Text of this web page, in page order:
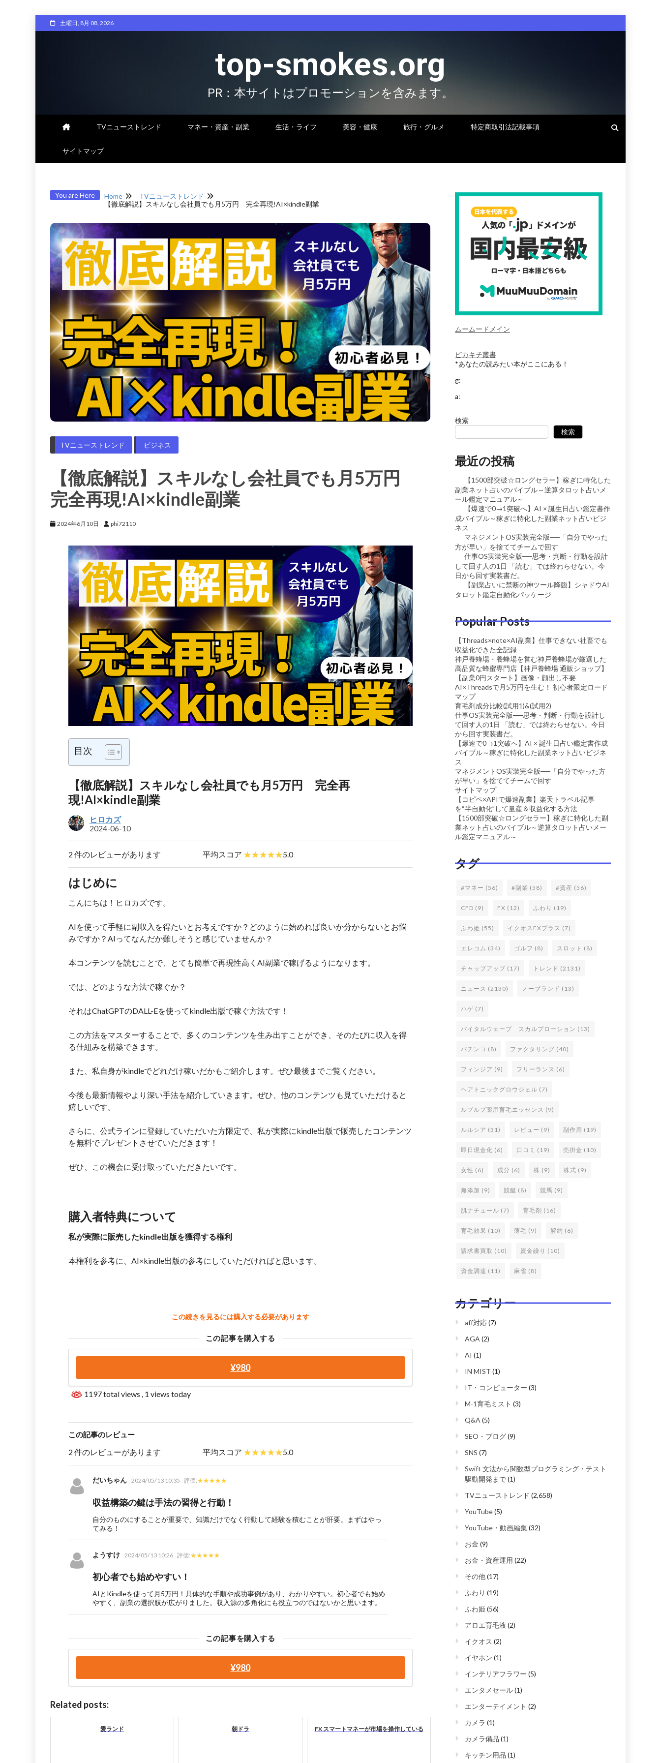
土曜日, 8月 08, 2026
top-smokes.org
PR：本サイトはプロモーションを含みます。
TVニューストレンド マネー・資産・副業 生活・ライフ 美容・健康 旅行・グルメ 特定商取引法記載事項
サイトマップ
You are Here Home
TVニューストレンド
【徹底解説】スキルなし会社員でも月5万円 完全再現!AI×kindle副業
TVニューストレンド ビジネス
【徹底解説】スキルなし会社員でも月5万円
完全再現!AI×kindle副業
2024年6月10日 phi72110
目次
【徹底解説】スキルなし会社員でも月5万円 完全再
現!AI×kindle副業
ヒロカズ
2024-06-10
2 件のレビューがあります 平均スコア 5.0
はじめに
こんにちは！ヒロカズです。
AIを使って手軽に副収入を得たいとお考えですか？どのように始めれば良いか分からないとお悩
みですか？AIってなんだか難しそうと感じていませんか？
本コンテンツを読むことで、とても簡単で再現性高くAI副業で稼げるようになります。
では、どのような方法で稼ぐか？
それはChatGPTのDALL-Eを使ってkindle出版で稼ぐ方法です！
この方法をマスターすることで、多くのコンテンツを生み出すことができ、そのたびに収入を得
る仕組みを構築できます。
また、私自身がkindleでどれだけ稼いだかもご紹介します。ぜひ最後までご覧ください。
今後も最新情報やより深い手法を紹介していきます。ぜひ、他のコンテンツも見ていただけると
嬉しいです。
さらに、公式ラインに登録していただいた方限定で、私が実際にkindle出版で販売したコンテンツ
を無料でプレゼントさせていただきます！
ぜひ、この機会に受け取っていただきたいです。
購入者特典について
私が実際に販売したkindle出版を獲得する権利
本権利を参考に、AI×kindle出版の参考にしていただければと思います。
この続きを見るには購入する必要があります
この記事を購入する
¥980
1197 total views , 1 views today
この記事のレビュー
2 件のレビューがあります 平均スコア 5.0
だいちゃん 2024/05/13 10:35 評価:
収益構築の鍵は手法の習得と行動！
自分のものにすることが重要で、知識だけでなく行動して経験を積むことが肝要。まずはやっ
てみる！
ようすけ 2024/05/13 10:26 評価:
初心者でも始めやすい！
AIとKindleを使って月5万円！具体的な手順や成功事例があり、わかりやすい。初心者でも始め
やすく、副業の選択肢が広がりました。収入源の多角化にも役立つのではないかと思います。
この記事を購入する
¥980
Related posts:
愛ランド 朝ドラ FX スマートマネーが市場を操作している
ムームードメイン
ピカキチ叢書
*あなたの読みたい本がここにある！
g:
a:
検索
検索
最近の投稿
【1500部突破☆ロングセラー】稼ぎに特化した
副業ネット占いのバイブル～逆算タロット占いメ
ール鑑定マニュアル～
【爆速で0→1突破へ】AI × 誕生日占い鑑定書作
成バイブル～稼ぎに特化した副業ネット占いビジ
ネス
マネジメントOS実装完全版──「自分でやった
方が早い」を捨ててチームで回す
仕事OS実装完全版──思考・判断・行動を設計
して回す人の1日 「読む」では終わらせない。今
日から回す実装書だ。
【副業占いに禁断の神ツール降臨】シャドウAI
タロット鑑定自動化パッケージ
Popular Posts
【Threads×note×AI副業】仕事できない社畜でも
収益化できた全記録
神戸養蜂場・養蜂場を営む神戸養蜂場が厳選した
高品質な蜂蜜専門店【神戸養蜂場 通販ショップ】
【副業0円スタート】画像・顔出し不要
AI×Threadsで月5万円を生む！ 初心者限定ロード
マップ
育毛剤成分比較(試用1)&(試用2)
仕事OS実装完全版──思考・判断・行動を設計し
て回す人の1日 「読む」では終わらせない。今日
から回す実装書だ。
【爆速で0→1突破へ】AI × 誕生日占い鑑定書作成
バイブル～稼ぎに特化した副業ネット占いビジネ
ス
マネジメントOS実装完全版──「自分でやった方
が早い」を捨ててチームで回す
サイトマップ
【コピペ×APIで爆速副業】楽天トラベル記事
を“半自動化”して量産＆収益化する方法
【1500部突破☆ロングセラー】稼ぎに特化した副
業ネット占いのバイブル～逆算タロット占いメー
ル鑑定マニュアル～
タグ
#マネー (56) #副業 (58) #資産 (56)
CFD (9) FX (12) ふわり (19)
ふわ姫 (55) イクオスEXプラス (7)
エレコム (34) ゴルフ (8) スロット (8)
チャップアップ (17) トレンド (2131)
ニュース (2130) ノーブランド (13)
ハゲ (7)
バイタルウェーブ スカルプローション (13)
パチンコ (8) ファクタリング (40)
フィンジア (9) フリーランス (6)
ヘアトニックグロウジェル (7)
ルプルプ薬用育毛エッセンス (9)
ルルシア (31) レビュー (9) 副作用 (19)
即日現金化 (6) 口コミ (19) 売掛金 (10)
女性 (6) 成分 (6) 株 (9) 株式 (9)
無添加 (9) 競艇 (8) 競馬 (9)
肌ナチュール (7) 育毛剤 (16)
育毛効果 (10) 薄毛 (9) 解約 (6)
請求書買取 (10) 資金繰り (10)
資金調達 (11) 麻雀 (8)
カテゴリー
aff対応(7)
AGA (2)
AI (1)
IN MIST (1)
IT・コンピューター (3)
M-1育毛ミスト (3)
Q&A (5)
SEO・ブログ(9)
SNS (7)
Swift 文法から関数型プログラミング・テスト
駆動開発まで(1)
TVニューストレンド (2,658)
YouTube(5)
YouTube・動画編集(32)
お金 (9)
お金・資産運用 (22)
その他(17)
ふわり (19)
ふわ姫 (56)
アロエ育毛液 (2)
イクオス (2)
イヤホン (1)
インテリアフラワー (5)
エンタメセール(1)
エンターテイメント (2)
カメラ (1)
カメラ備品 (1)
キッチン用品 (1)